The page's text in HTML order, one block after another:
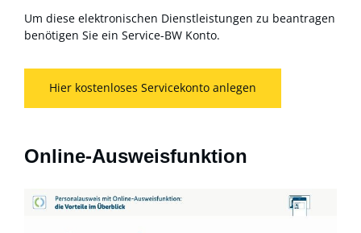
Um diese elektronischen Dienstleistungen zu beantragen
benötigen Sie ein Service-BW Konto.
Hier kostenloses Servicekonto anlegen
Online-Ausweisfunktion